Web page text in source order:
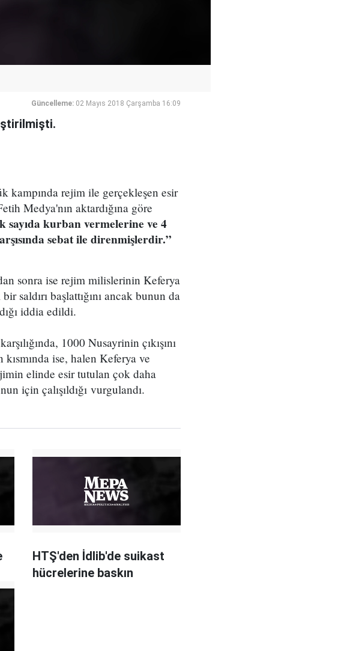
Güncelleme: 02 Mayıs 2018 Çarşamba 16:09
kampında rejim ile gerçekleşen esir
Medya'nın aktardığına göre
sayıda kurban vermelerine ve 4
sebat ile direnmişlerdir.”
sonra ise rejim milislerinin Keferya
saldırı başlattığını ancak bunun da
iddia edildi.
1000 Nusayrinin çıkışını
ise, halen Keferya ve
elinde esir tutulan çok daha
için çalışıldığı vurgulandı.
HTŞ'den İdlib'de suikast
hücrelerine baskın